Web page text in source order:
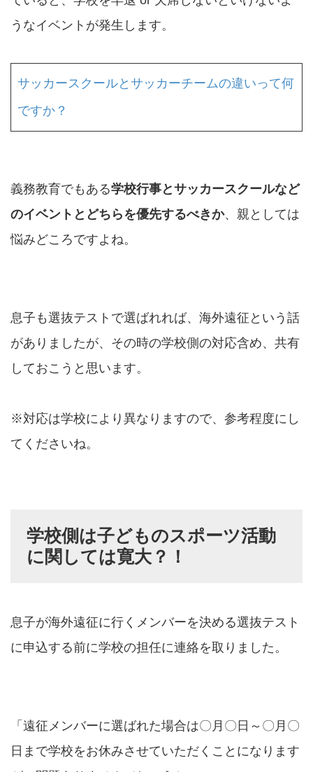
うなイベントが発生します。
サッカースクールとサッカーチームの違いって何
ですか？
義務教育でもある学校行事とサッカースクールなど
のイベントとどちらを優先するべきか、親としては
悩みどころですよね。
息子も選抜テストで選ばれれば、海外遠征という話
がありましたが、その時の学校側の対応含め、共有
しておこうと思います。
※対応は学校により異なりますので、参考程度にし
てくださいね。
学校側は子どものスポーツ活動
に関しては寛大？！
息子が海外遠征に行くメンバーを決める選抜テスト
に申込する前に学校の担任に連絡を取りました。
「遠征メンバーに選ばれた場合は〇月〇日～〇月〇
日まで学校をお休みさせていただくことになります